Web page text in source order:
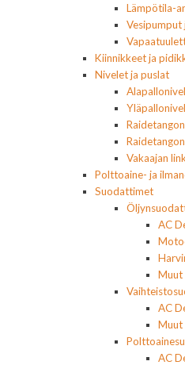
Lämpötila-
Kiinnikkeet ja
Nivelet ja puslat
Vakaajan
Polttoaine- ja
Suodattimet
AC
Muut
AC
Muut
AC